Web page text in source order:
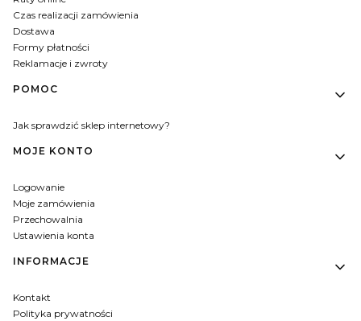
Czas realizacji zamówienia
Dostawa
Formy płatności
Reklamacje i zwroty
POMOC
Jak sprawdzić sklep internetowy?
MOJE KONTO
Logowanie
Moje zamówienia
Przechowalnia
Ustawienia konta
INFORMACJE
Kontakt
Polityka prywatności